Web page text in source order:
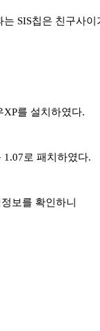
SIS칩은 친구사
XP를 설치하였다.
로 패치하였다.
보를 확인하니